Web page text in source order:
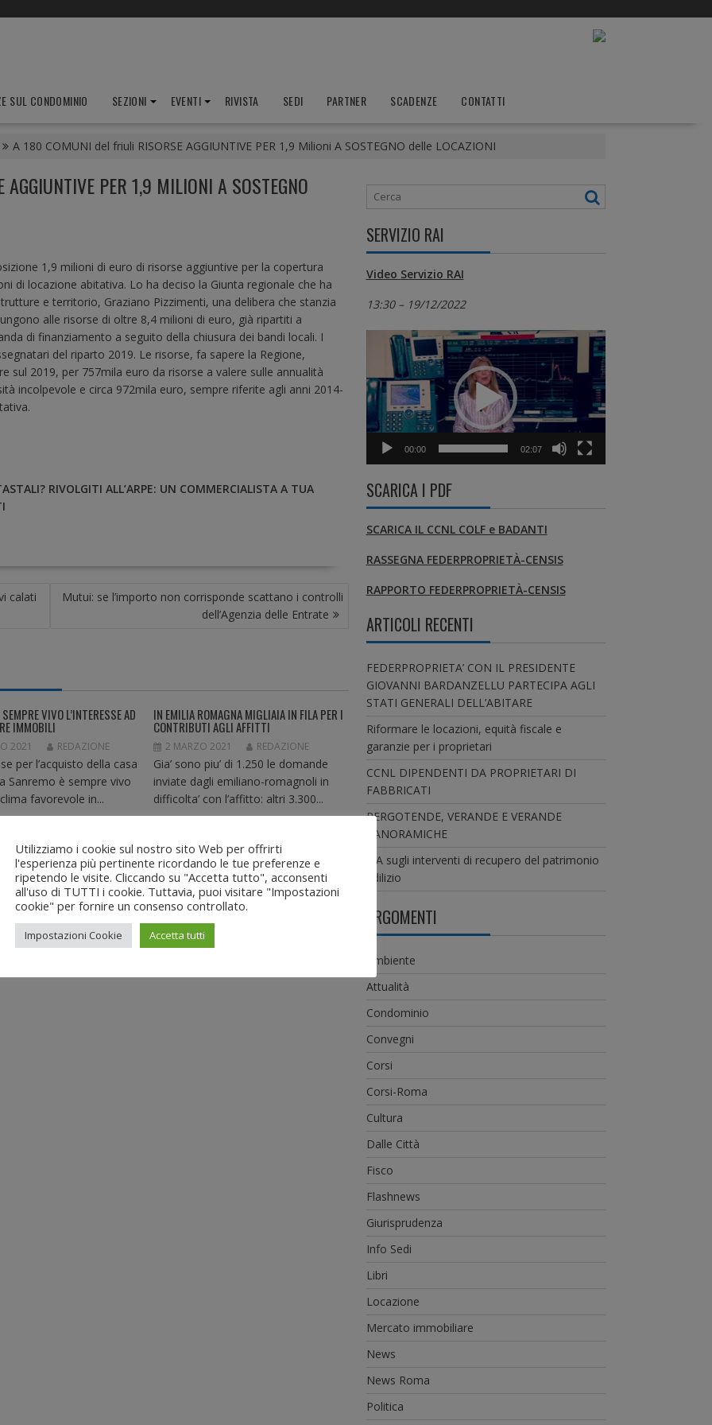
SUL CONDOMINIO SEZIONI EVENTI RIVISTA SEDI PARTNER SCADENZE CONTATTI
A 180 COMUNI del friuli RISORSE AGGIUNTIVE PER 1,9 Milioni A SOSTEGNO delle LOCAZIONI
PER 1,9 MILIONI A SOSTEGNO
1,9 milioni di euro di risorse aggiuntive per la copertura
di locazione abitativa. Lo ha deciso la Giunta regionale che ha
e territorio, Graziano Pizzimenti, una delibera che stanzia
alle risorse di oltre 8,4 milioni di euro, già ripartiti a
di finanziamento a seguito della chiusura dei bandi locali. I
del riparto 2019. Le risorse, fa sapere la Regione,
sul 2019, per 757mila euro da risorse a valere sulle annualità
incolpevole e circa 972mila euro, sempre riferite agli anni 2014-
RIVOLGITI ALL’ARPE: UN COMMERCIALISTA A TUA
calati
Mutui: se l’importo non corrisponde scattano i controlli
dell’Agenzia delle Entrate
VIVO L’INTERESSE AD
IMMOBILI
2021 REDAZIONE
per l’acquisto della casa
Sanremo è sempre vivo
favorevole in...
IN EMILIA ROMAGNA MIGLIAIA IN FILA PER I
CONTRIBUTI AGLI AFFITTI
2 MARZO 2021 REDAZIONE
Gia’ sono piu’ di 1.250 le domande
inviate dagli emiliano-romagnoli in
difficolta’ con l’affitto: altri 3.300...
SERVIZIO RAI
Video Servizio RAI
13:30 – 19/12/2022
Video
Player
00:00 02:07
SCARICA I PDF
SCARICA IL CCNL COLF e BADANTI
RASSEGNA FEDERPROPRIETÀ-CENSIS
RAPPORTO FEDERPROPRIETÀ-CENSIS
ARTICOLI RECENTI
FEDERPROPRIETA’ CON IL PRESIDENTE
GIOVANNI BARDANZELLU PARTECIPA AGLI
STATI GENERALI DELL’ABITARE
Riformare le locazioni, equità fiscale e
garanzie per i proprietari
CCNL DIPENDENTI DA PROPRIETARI DI
FABBRICATI
PERGOTENDE, VERANDE E VERANDE
PANORAMICHE
IVA sugli interventi di recupero del patrimonio
edilizio
ARGOMENTI
Ambiente
Attualità
Condominio
Convegni
Corsi
Corsi-Roma
Cultura
Dalle Città
Fisco
Flashnews
Giurisprudenza
Info Sedi
Libri
Locazione
Mercato immobiliare
News
News Roma
Politica
Utilizziamo i cookie sul nostro sito Web per offrirti
l'esperienza più pertinente ricordando le tue preferenze e
ripetendo le visite. Cliccando su "Accetta tutto", acconsenti
all'uso di TUTTI i cookie. Tuttavia, puoi visitare "Impostazioni
cookie" per fornire un consenso controllato.
Impostazioni Cookie Accetta tutti